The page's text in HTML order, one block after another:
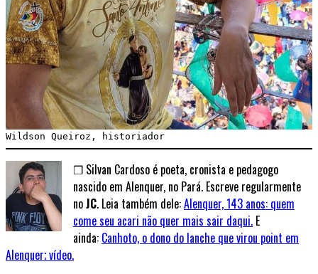
Wildson Queiroz, historiador
❒ Silvan Cardoso é poeta, cronista e pedagogo
nascido em Alenquer, no Pará. Escreve regularmente
noJC. Leia também dele:Alenquer, 143 anos: quem
come seu acari não quer mais sair daqui. E
ainda: Canhoto, o dono do lanche que virou point em
Alenquer; vídeo.